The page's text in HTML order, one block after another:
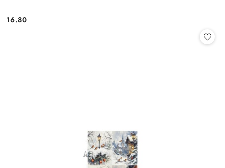
Cena:
16.80